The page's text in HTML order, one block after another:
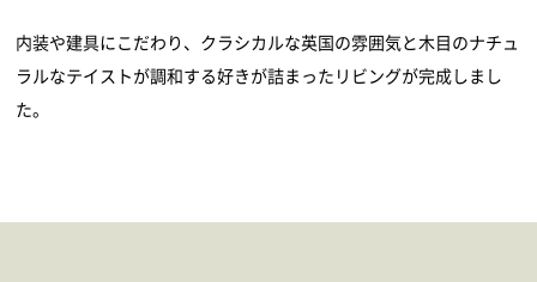
内装や建具にこだわり、クラシカルな英国の雰囲気と木目のナチュ
ラルなテイストが調和する好きが詰まったリビングが完成しまし
た。